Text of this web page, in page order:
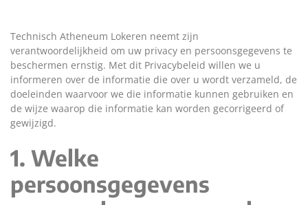
Technisch Atheneum Lokeren neemt zijn
verantwoordelijkheid om uw privacy en persoonsgegevens te
beschermen ernstig. Met dit Privacybeleid willen we u
informeren over de informatie die over u wordt verzameld, de
doeleinden waarvoor we die informatie kunnen gebruiken en
de wijze waarop die informatie kan worden gecorrigeerd of
gewijzigd.
1. Welke
persoonsgegevens